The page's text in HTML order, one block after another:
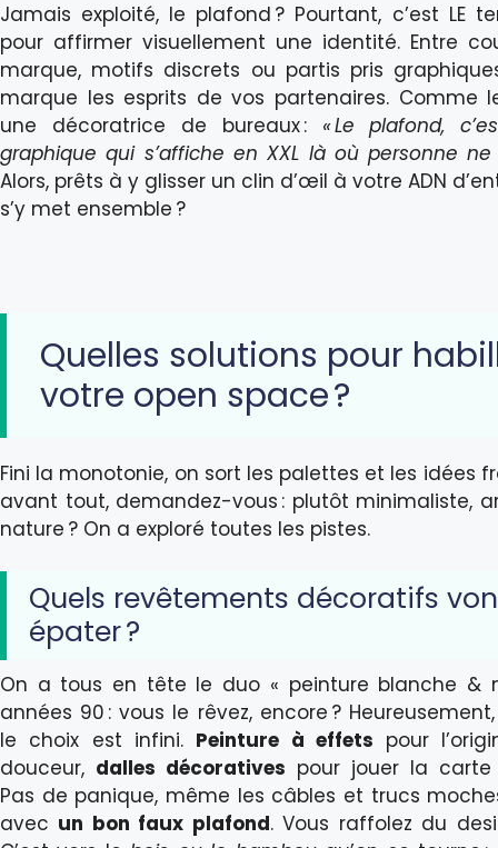
Jamais exploité, le plafond ? Pourtant, c’est LE
pour affirmer visuellement une identité. Entre
marque, motifs discrets ou partis pris
marque les esprits de vos partenaires. Comme
une décoratrice de bureaux : « Le plafond,
graphique qui s’affiche en XXL là où personne ne
Alors, prêts à y glisser un clin d’œil à votre ADN
s’y met ensemble ?
Quelles solutions pour
votre open space ?
Fini la monotonie, on sort les palettes et les idées
avant tout, demandez-vous : plutôt minimaliste,
nature ? On a exploré toutes les pistes.
Quels revêtements décoratifs
épater ?
On a tous en tête le duo « peinture blanche &
années 90 : vous le rêvez, encore ? Heureusement,
le choix est infini. Peinture à effets pour
douceur, dalles décoratives pour jouer la carte
Pas de panique, même les câbles et trucs
avec un bon faux plafond. Vous raffolez du